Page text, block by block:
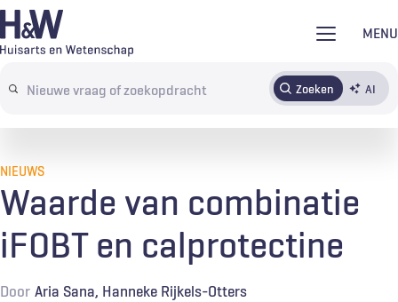
Overslaan
en
de
MENU
Search
terms
Zoeken AI
AbonnerenTijdschrift Inloggen
NIEUWS
Waarde van combinatie
iFOBT en calprotectine
Door Aria Sana Hanneke Rijkels-Otters